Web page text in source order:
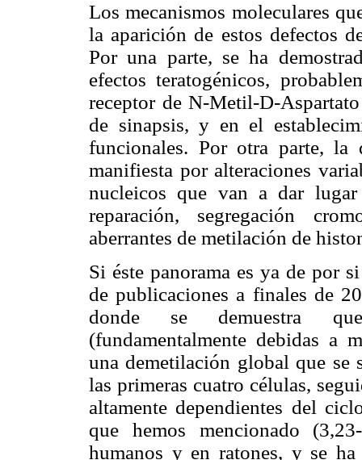
Los mecanismos moleculares
la aparición de estos defectos
Por una parte, se ha
efectos teratogénicos,
receptor de N-Metil-D-
de sinapsis, y en el
funcionales. Por otra parte, la
manifiesta por alteraciones
nucleicos que van a dar
reparación, segregación
aberrantes de metilación de
Si éste panorama es ya de por
de publicaciones a finales de
donde se demuestra
(fundamentalmente debidas a
una demetilación global que se
las primeras cuatro células,
altamente dependientes del
que hemos mencionado
humanos y en ratones, y se